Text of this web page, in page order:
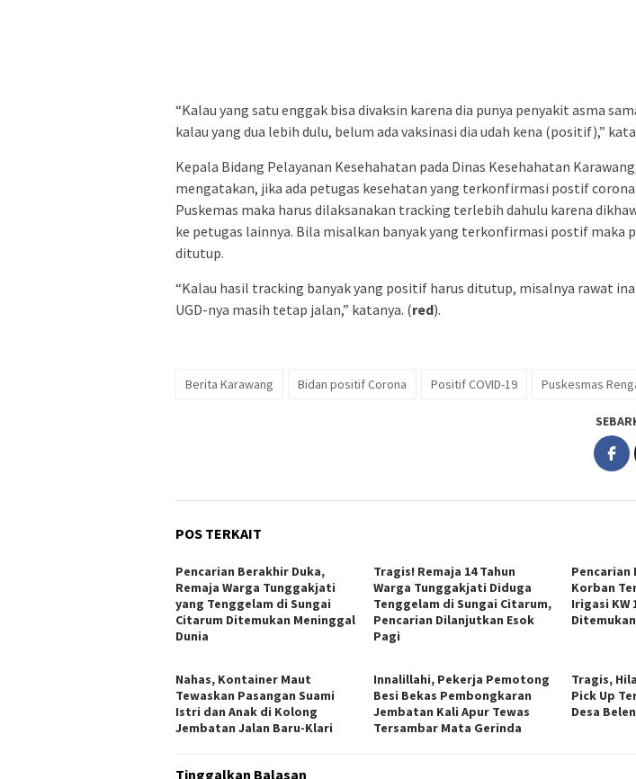
“Kalau yang satu enggak bisa divaksin karena dia punya penyakit asma
kalau yang dua lebih dulu, belum ada vaksinasi dia udah kena (positif),”
Kepala Bidang Pelayanan Kesehahatan pada Dinas Kesehahatan
mengatakan, jika ada petugas kesehatan yang terkonfirmasi postif
Puskemas maka harus dilaksanakan tracking terlebih dahulu karena
ke petugas lainnya. Bila misalkan banyak yang terkonfirmasi postif maka
ditutup.
“Kalau hasil tracking banyak yang positif harus ditutup, misalnya rawat
UGD-nya masih tetap jalan,” katanya. (red).
Berita Karawang Bidan positif Corona Positif COVID-19 Puskesmas
POS TERKAIT
Pencarian Berakhir Duka,
Remaja Warga Tunggakjati
yang Tenggelam di Sungai
Citarum Ditemukan Meninggal
Dunia
Tragis! Remaja 14 Tahun
Warga Tunggakjati Diduga
Tenggelam di Sungai Citarum,
Pencarian Dilanjutkan Esok
Pagi
Pencarian
Korban
Irigasi KW
Nahas, Kontainer Maut
Tewaskan Pasangan Suami
Istri dan Anak di Kolong
Jembatan Jalan Baru-Klari
Innalillahi, Pekerja Pemotong
Besi Bekas Pembongkaran
Jembatan Kali Apur Tewas
Tersambar Mata Gerinda
Tragis,
Pick Up
Desa
Tinggalkan Balasan